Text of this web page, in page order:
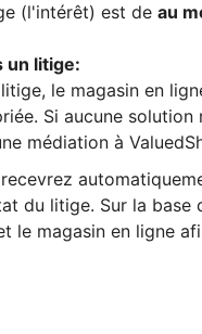
(l'intérêt) est de au
un litige:
le magasin en
Si aucune
médiation à
du litige. Sur la base
le magasin en ligne